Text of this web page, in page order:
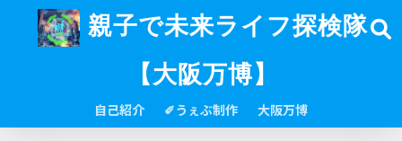
親子で未来ライフ探検隊
【大阪万博】
自己紹介 ✐うぇぶ制作 大阪万博